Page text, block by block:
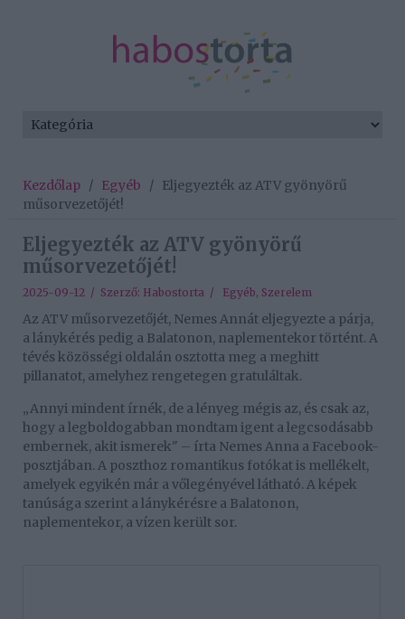
Kezdőlap / Egyéb / Eljegyezték az ATV gyönyörű
műsorvezetőjét!
Eljegyezték az ATV gyönyörű
műsorvezetőjét!
2025-09-12 / Szerző: Habostorta / Egyéb, Szerelem
Az ATV műsorvezetőjét, Nemes Annát eljegyezte a párja,
a lánykérés pedig a Balatonon, naplementekor történt. A
tévés közösségi oldalán osztotta meg a meghitt
pillanatot, amelyhez rengetegen gratuláltak.
„Annyi mindent írnék, de a lényeg mégis az, és csak az,
hogy a legboldogabban mondtam igent a legcsodásabb
embernek, akit ismerek" – írta Nemes Anna a Facebook-
posztjában. A poszthoz romantikus fotókat is mellékelt,
amelyek egyikén már a vőlegényével látható. A képek
tanúsága szerint a lánykérésre a Balatonon,
naplementekor, a vízen került sor.